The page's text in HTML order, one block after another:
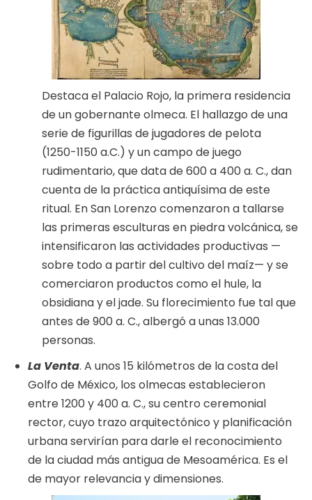
Destaca el Palacio Rojo, la primera residencia
de un gobernante olmeca. El hallazgo de una
serie de figurillas de jugadores de pelota
(1250-1150 a.C.) y un campo de juego
rudimentario, que data de 600 a 400 a. C., dan
cuenta de la práctica antiquísima de este
ritual. En San Lorenzo comenzaron a tallarse
las primeras esculturas en piedra volcánica, se
intensificaron las actividades productivas —
sobre todo a partir del cultivo del maíz— y se
comerciaron productos como el hule, la
obsidiana y el jade. Su florecimiento fue tal que
antes de 900 a. C., albergó a unas 13.000
personas.
La Venta. A unos 15 kilómetros de la costa del
Golfo de México, los olmecas establecieron
entre 1200 y 400 a. C., su centro ceremonial
rector, cuyo trazo arquitectónico y planificación
urbana servirían para darle el reconocimiento
de la ciudad más antigua de Mesoamérica. Es el
de mayor relevancia y dimensiones.